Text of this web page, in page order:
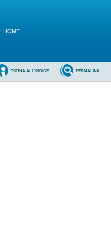
HOME
PERMALINK
TORNA ALL'INDICE